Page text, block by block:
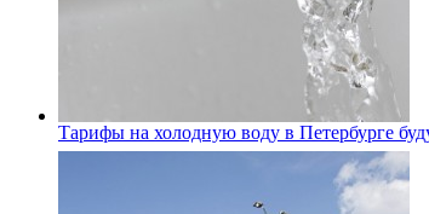
Тарифы на холодную воду в Петербурге